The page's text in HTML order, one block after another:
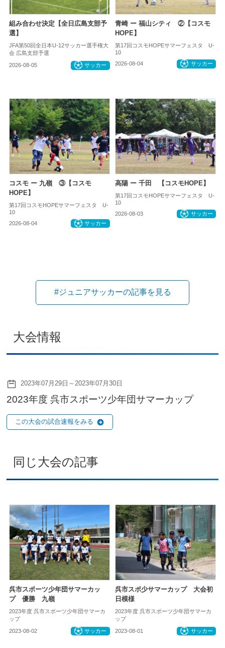
組み合わせ決定【全日広島支部予
選】
JFA第50回全日本U-12サッカー選手権大
会 広島支部予選
2026-08-05 サッカー
青崎 ー 福山シティ ②【コスモ
HOPE】
第17回コスモHOPEサマーフェスタ U-
10
2026-08-04
サッカー
コスモ ー 九嶺 ③【コスモ
HOPE】
第17回コスモHOPEサマーフェスタ U-
10
2026-08-04
サッカー
高陽 ー 千田 【コスモHOPE】
第17回コスモHOPEサマーフェスタ U-
10
2026-08-03
サッカー
#ジュニアサッカーの記事を見る
大会情報
2023年07月29日～2023年07月30日
2023年度 呉市スポーツ少年団サマーカップ
この大会の試合速報をみる
同じ大会の記事
呉市スポーツ少年団サマーカッ
プ 優勝 九嶺
2023年度 呉市スポーツ少年団サマーカ
ップ
2023-08-02 サッカー
呉市スポ少サマーカップ 大会初
日模様
2023年度 呉市スポーツ少年団サマーカ
ップ
2023-08-01 サッカー